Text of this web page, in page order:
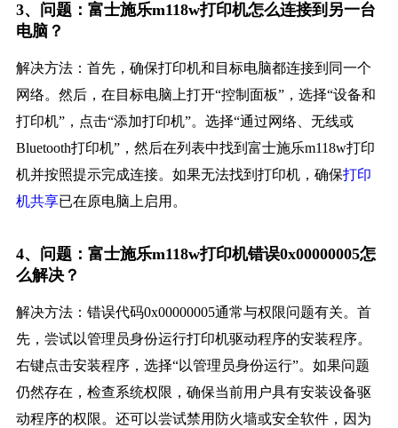
3、问题：富士施乐m118w打印机怎么连接到另一台
电脑？
解决方法：首先，确保打印机和目标电脑都连接到同一个
网络。然后，在目标电脑上打开“控制面板”，选择“设备和
打印机”，点击“添加打印机”。选择“通过网络、无线或
Bluetooth打印机”，然后在列表中找到富士施乐m118w打印
机并按照提示完成连接。如果无法找到打印机，确保打印
机共享已在原电脑上启用。
4、问题：富士施乐m118w打印机错误0x00000005怎
么解决？
解决方法：错误代码0x00000005通常与权限问题有关。首
先，尝试以管理员身份运行打印机驱动程序的安装程序。
右键点击安装程序，选择“以管理员身份运行”。如果问题
仍然存在，检查系统权限，确保当前用户具有安装设备驱
动程序的权限。还可以尝试禁用防火墙或安全软件，因为